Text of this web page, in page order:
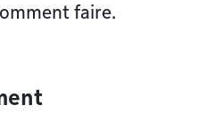
faire.